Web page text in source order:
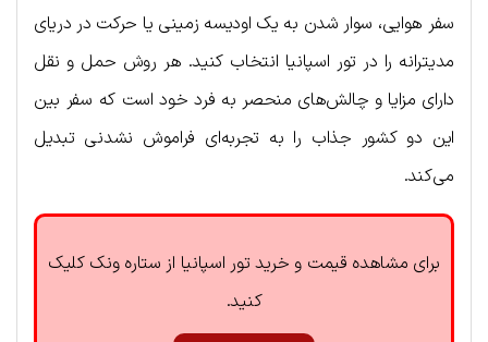
سفر هوایی، سوار شدن به یک اودیسه زمینی یا حرکت در دریای
مدیترانه را در تور اسپانیا انتخاب کنید. هر روش حمل و نقل
دارای مزایا و چالش‌های منحصر به فرد خود است که سفر بین
این دو کشور جذاب را به تجربه‌ای فراموش نشدنی تبدیل
می‌کند.
برای مشاهده قیمت و خرید تور اسپانیا از ستاره ونک کلیک
کنید.